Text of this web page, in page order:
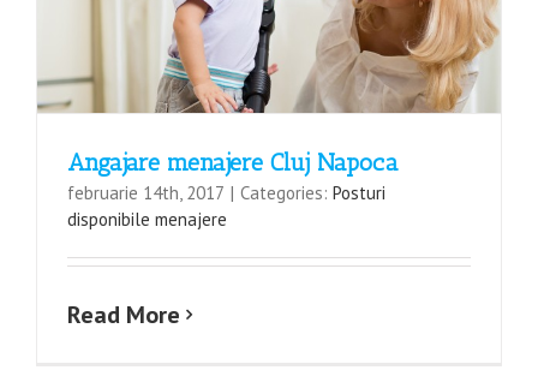
Angajare menajere Cluj Napoca
februarie 14th, 2017 | Categories: Posturi
disponibile menajere
Read More